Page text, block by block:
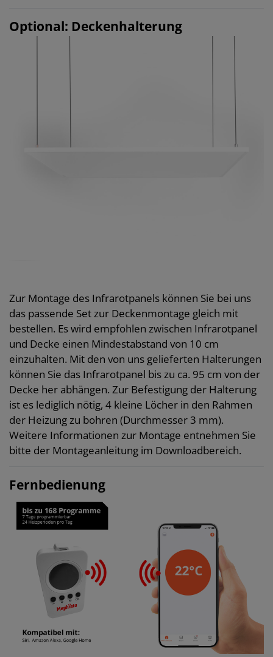
Optional: Deckenhalterung
Zur Montage des Infrarotpanels können Sie bei uns
das passende Set zur Deckenmontage gleich mit
bestellen. Es wird empfohlen zwischen Infrarotpanel
und Decke einen Mindestabstand von 10 cm
einzuhalten. Mit den von uns gelieferten Halterungen
können Sie das Infrarotpanel bis zu ca. 95 cm von der
Decke her abhängen. Zur Befestigung der Halterung
ist es lediglich nötig, 4 kleine Löcher in den Rahmen
der Heizung zu bohren (Durchmesser 3 mm).
Weitere Informationen zur Montage entnehmen Sie
bitte der Montageanleitung im Downloadbereich.
Fernbedienung